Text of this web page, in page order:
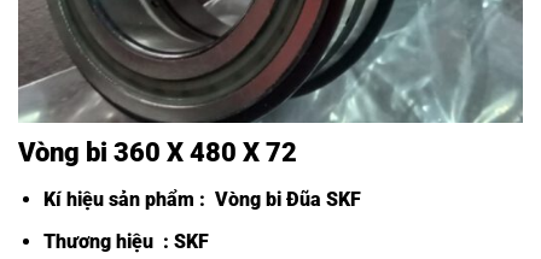
Vòng bi 360 X 480 X 72
Kí hiệu sản phẩm : Vòng bi Đũa SKF
Thương hiệu : SKF